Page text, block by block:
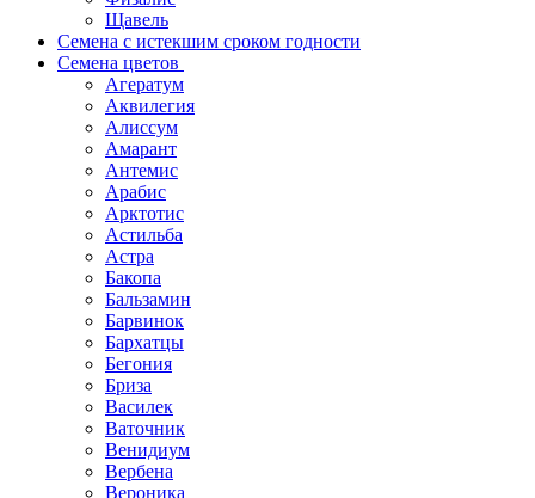
Щавель
Семена с истекшим сроком годности
Семена цветов
Агератум
Аквилегия
Алиссум
Амарант
Антемис
Арабис
Арктотис
Астильба
Астра
Бакопа
Бальзамин
Барвинок
Бархатцы
Бегония
Бриза
Василек
Ваточник
Венидиум
Вербена
Вероника